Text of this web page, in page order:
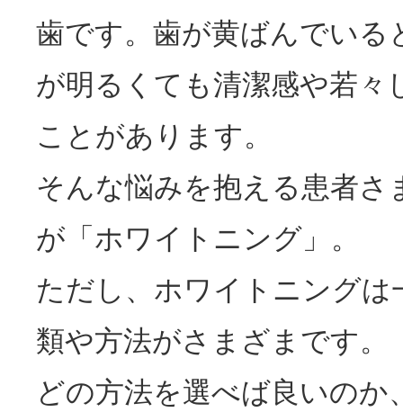
歯です。歯が黄ばんでいる
が明るくても清潔感や若々
ことがあります。
そんな悩みを抱える患者さ
が「ホワイトニング」。
ただし、ホワイトニングは
類や方法がさまざまです。
どの方法を選べば良いのか